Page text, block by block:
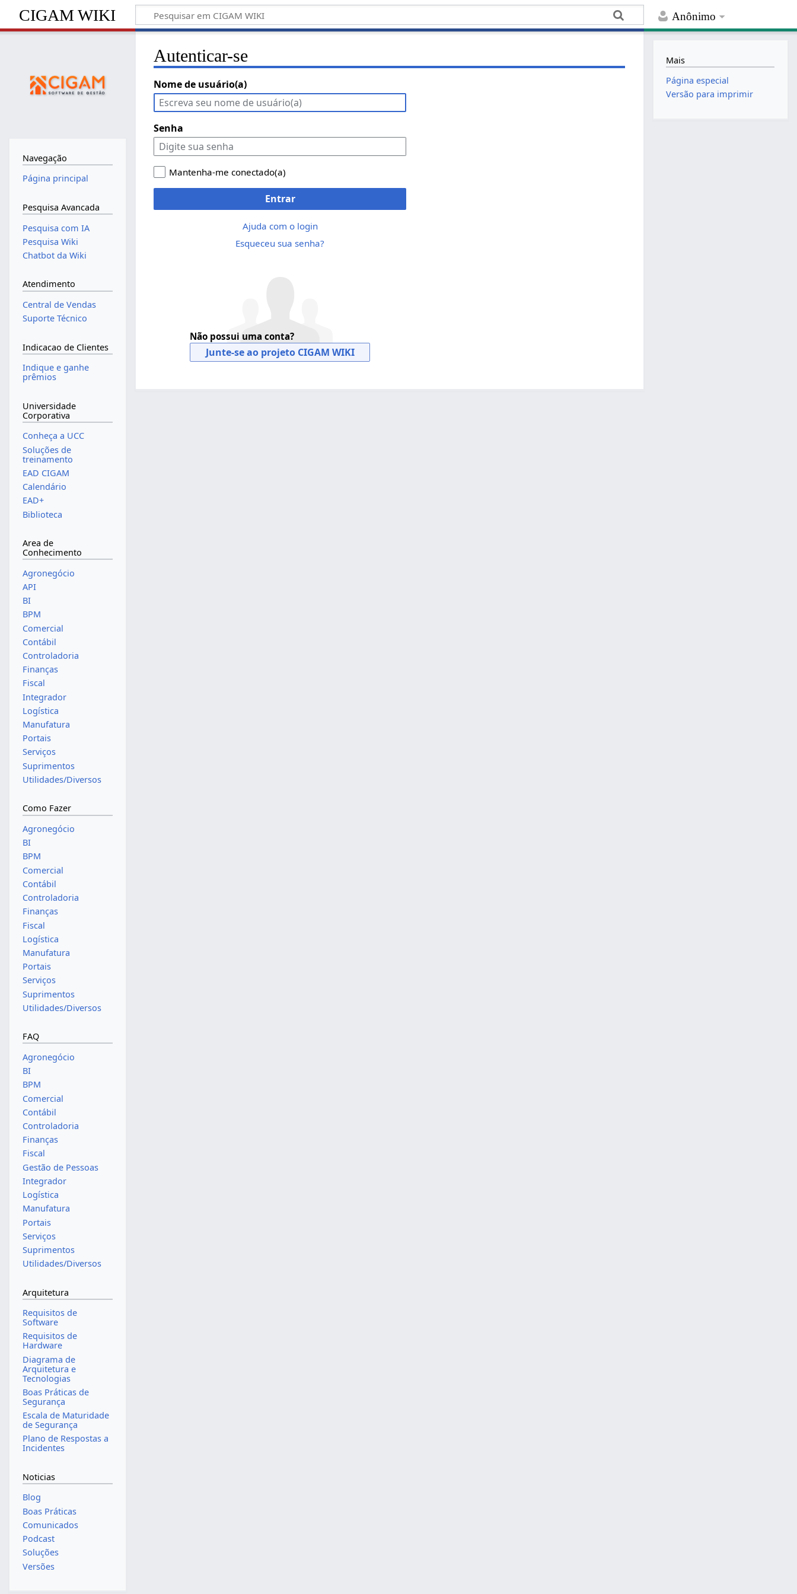
Anônimo
CIGAM WIKI
Autenticar-se
Nome de usuário(a)
Senha
Mantenha-me conectado(a)
Entrar
Ajuda com o login
Esqueceu sua senha?
Não possui uma conta?
Junte-se ao projeto CIGAM WIKI
Navegação
Página principal
Pesquisa Avancada
Pesquisa com IA
Pesquisa Wiki
Chatbot da Wiki
Atendimento
Central de Vendas
Suporte Técnico
Indicacao de Clientes
Indique e ganhe
prêmios
Universidade
Corporativa
Conheça a UCC
Soluções de
treinamento
EAD CIGAM
Calendário
EAD+
Biblioteca
Area de
Conhecimento
Agronegócio
API
BI
BPM
Comercial
Contábil
Controladoria
Finanças
Fiscal
Integrador
Logística
Manufatura
Portais
Serviços
Suprimentos
Utilidades/Diversos
Como Fazer
Agronegócio
BI
BPM
Comercial
Contábil
Controladoria
Finanças
Fiscal
Logística
Manufatura
Portais
Serviços
Suprimentos
Utilidades/Diversos
FAQ
Agronegócio
BI
BPM
Comercial
Contábil
Controladoria
Finanças
Fiscal
Gestão de Pessoas
Integrador
Logística
Manufatura
Portais
Serviços
Suprimentos
Utilidades/Diversos
Arquitetura
Requisitos de
Software
Requisitos de
Hardware
Diagrama de
Arquitetura e
Tecnologias
Boas Práticas de
Segurança
Escala de Maturidade
de Segurança
Plano de Respostas a
Incidentes
Noticias
Blog
Boas Práticas
Comunicados
Podcast
Soluções
Versões
Mais
Página especial
Versão para imprimir